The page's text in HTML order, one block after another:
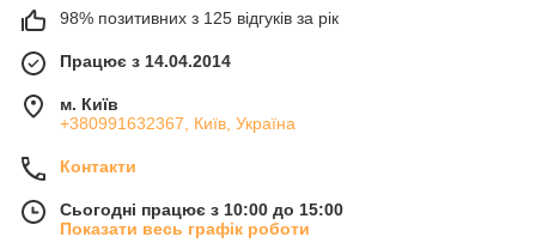
98% позитивних з 125 відгуків за рік
Працює з 14.04.2014
м. Київ
+380991632367, Київ, Україна
Контакти
Сьогодні працює з 10:00 до 15:00
Показати весь графік роботи